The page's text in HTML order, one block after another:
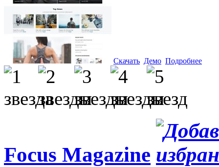
Скачать Демо Подробнее
Focus Magazine